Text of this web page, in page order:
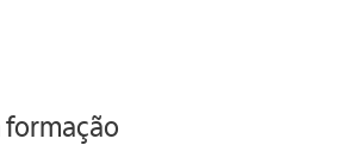
formação